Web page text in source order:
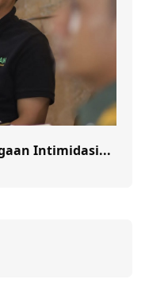
Intimidasi...